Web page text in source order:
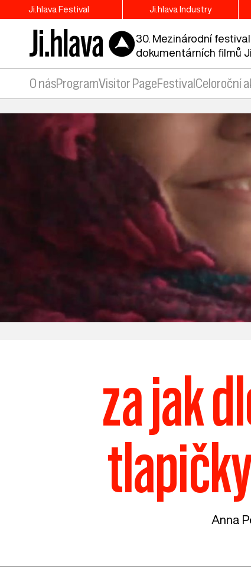
Ji.hlava Festival Ji.hlava Industry
30. Mezinárodní festival
dokumentárních filmů
O násProgramVisitor PageFestival Celoroční
za jak
Anna